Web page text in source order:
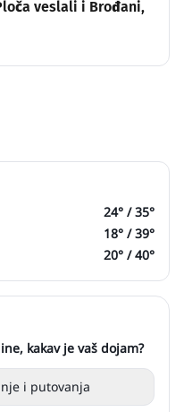
veslali i Brođani,
24° /35°
18° /39°
20° /40°
kakav je vaš dojam?
i putovanja